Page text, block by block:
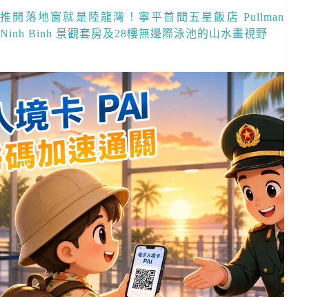
推開落地窗就是陸龍灣！寧平首間五星飯店 Pullman
Ninh Binh 景觀套房及28樓無邊際泳池的山水畫視野